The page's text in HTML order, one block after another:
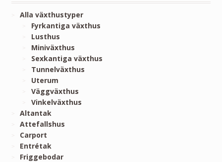
Alla växthustyper
Fyrkantiga växthus
Lusthus
Miniväxthus
Sexkantiga växthus
Tunnelväxthus
Uterum
Väggväxthus
Vinkelväxthus
Altantak
Attefallshus
Carport
Entrétak
Friggebodar